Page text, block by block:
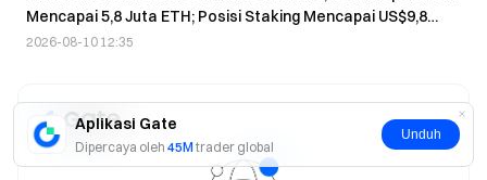
Aplikasi Gate
Dipercaya oleh 45M trader global
Unduh
Mencapai 5,8 Juta ETH; Posisi Staking Mencapai US$9,8
Miliar
2026-08-10 12:35